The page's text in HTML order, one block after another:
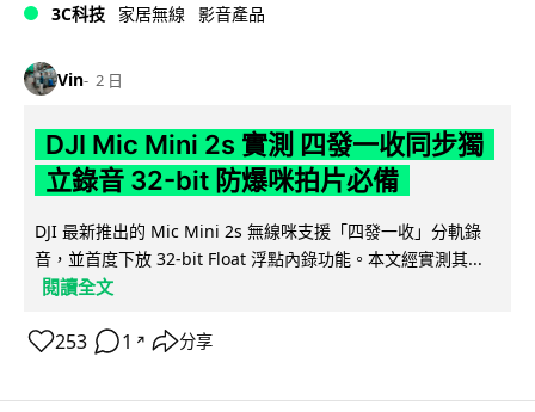
3C科技 家居無線 影音產品
Vin 2 日
DJI Mic Mini 2s 實測 四發一收同步獨
立錄音 32-bit 防爆咪拍片必備
DJI 最新推出的 Mic Mini 2s 無線咪支援「四發一收」分軌錄
音，並首度下放 32-bit Float 浮點內錄功能。本文經實測其...
閱讀全文
253 1 ↗ 分享